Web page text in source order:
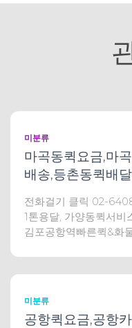
미분류
마곡동퀵요금,마
배송,등촌동퀵배
전화걸기 클릭 02-
1톤용달, 가양동퀵서비
김포공항역빠른퀵&화
미분류
공항퀵요금,공항